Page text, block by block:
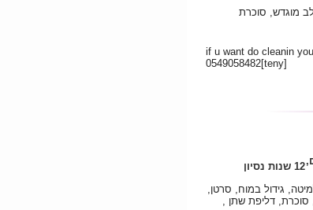
מוגדש, סוכרת
if u want do cleanin
0549058482[teny]
12 שנות נסיון
גידול במוח, סרטן,
סוכרת, דליפת שתן ,